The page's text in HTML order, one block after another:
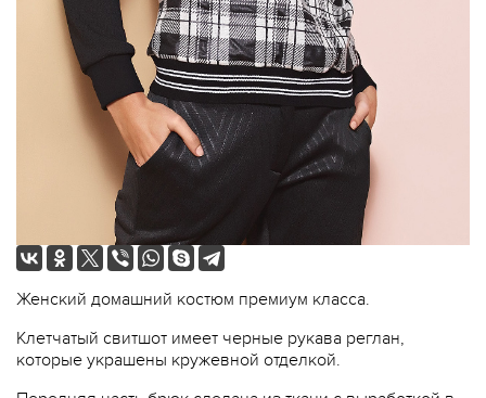
Женский домашний костюм премиум класса.
Клетчатый свитшот имеет черные рукава реглан,
которые украшены кружевной отделкой.